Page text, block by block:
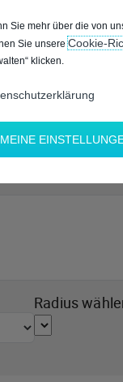
Radius
Sie mehr über die von
Sie unsere
klicken.
MEINE